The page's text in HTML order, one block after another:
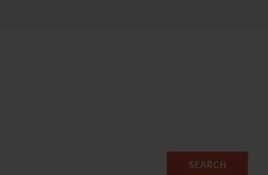
SEARCH